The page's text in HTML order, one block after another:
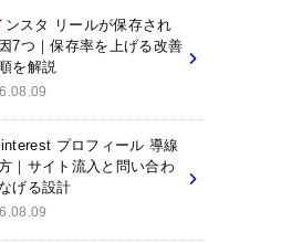
ンスタ リールが保存され
7つ｜保存率を上げる改善
を解説
プロフィール 導線
｜サイト流入と問い合わ
げる設計